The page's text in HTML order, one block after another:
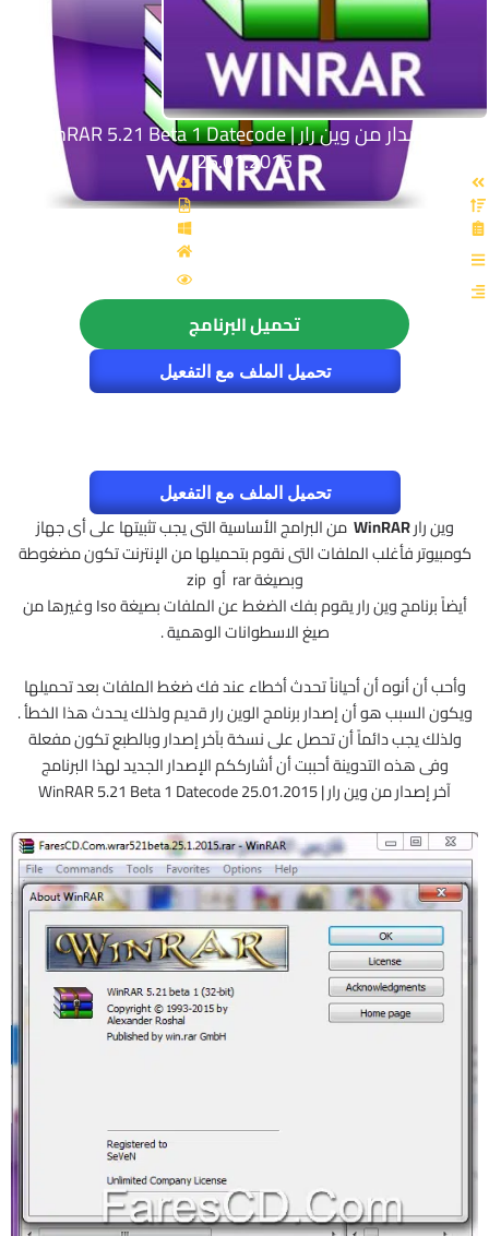
آخر إصدار من وين رار | WinRAR 5.21 Beta 1 Datecode
25.01.2015
تحميل البرنامج
تحميل الملف مع التفعيل
تحميل الملف مع التفعيل
وين رارWinRAR من البرامج الأساسية التى يجب تثبيتها على أى جهاز
كومبيوتر فأغلب الملفات التى نقوم بتحميلها من الإنترنت تكون مضغوطة
وبصيغة rar أو zip
أيضاً برنامج وين رار يقوم بفك الضغط عن الملفات بصيغة Iso وغيرها من
صيغ الاسطوانات الوهمية .
وأحب أن أنوه أن أحياناً تحدث أخطاء عند فك ضغط الملفات بعد تحميلها
ويكون السبب هو أن إصدار برنامج الوين رار قديم ولذلك يحدث هذا الخطأ .
ولذلك يجب دائماً أن تحصل على نسخة بآخر إصدار وبالطبع تكون مفعلة
وفى هذه التدوينة أحببت أن أشارككم الإصدار الجديد لهذا البرنامج
آخر إصدار من وين رار | WinRAR 5.21 Beta 1 Datecode 25.01.2015